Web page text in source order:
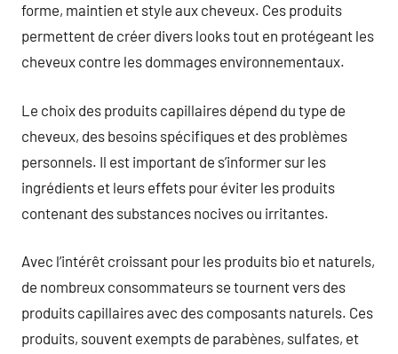
forme, maintien et style aux cheveux. Ces produits
permettent de créer divers looks tout en protégeant les
cheveux contre les dommages environnementaux.
Le choix des produits capillaires dépend du type de
cheveux, des besoins spécifiques et des problèmes
personnels. Il est important de s’informer sur les
ingrédients et leurs effets pour éviter les produits
contenant des substances nocives ou irritantes.
Avec l’intérêt croissant pour les produits bio et naturels,
de nombreux consommateurs se tournent vers des
produits capillaires avec des composants naturels. Ces
produits, souvent exempts de parabènes, sulfates, et